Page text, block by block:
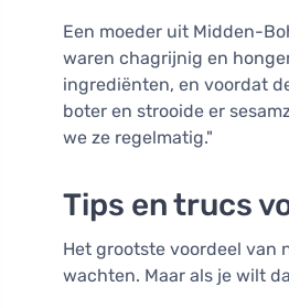
Een moeder uit Midden-
waren chagrijnig en
ingrediënten, en voordat
boter en strooide er
we ze regelmatig."
Tips en trucs
Het grootste voordeel van
wachten. Maar als je wilt